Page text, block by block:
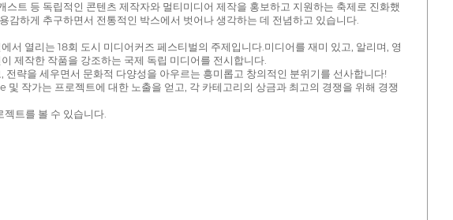
트 등 독립적인 콘텐츠 제작자와 멀티미디어 제작을 홍보하고 지원하는 축제로 진화했
하게 추구하면서 전통적인 박스에서 벗어나 생각하는 데 전념하고 있습니다.
서 열리는 18회 도시 미디어커즈 페스티벌의 주제입니다.미디어를 재미 있고, 알리며, 영
제작한 작품을 강조하는 국제 독립 미디어를 전시합니다.
략을 세우면서 문화적 다양성을 아우르는 흥미롭고 창의적인 분위기를 선사합니다!
작가는 프로젝트에 대한 노출을 얻고, 각 카테고리의 상금과 최고의 경쟁을 위해 경쟁
트를 볼 수 있습니다.